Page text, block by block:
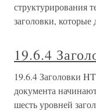
структурирования
заголовки, которые
19.6.4
19.6.4 Заголовки
документа
шесть уровней